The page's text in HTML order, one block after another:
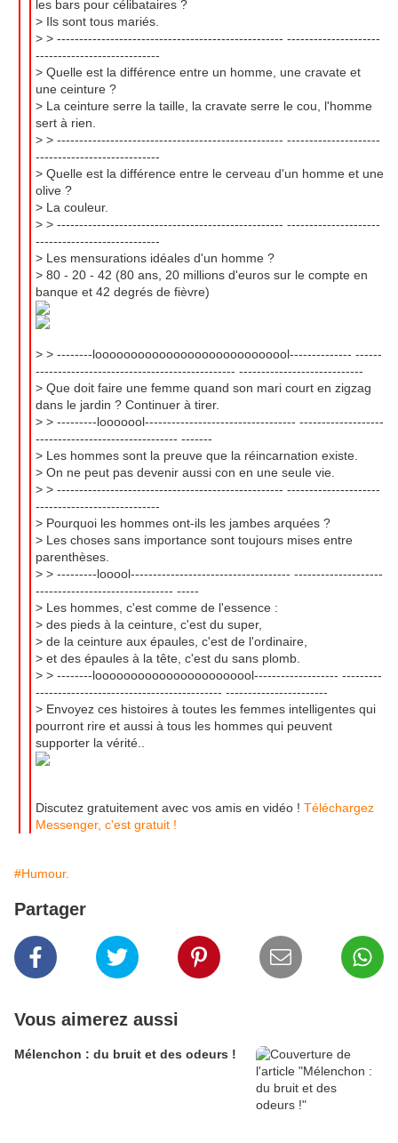
les bars pour célibataires ?
> Ils sont tous mariés.
> > --------------------------------------------------- ---------------------
----------------------------
> Quelle est la différence entre un homme, une cravate et
une ceinture ?
> La ceinture serre la taille, la cravate serre le cou, l'homme
sert à rien.
> > --------------------------------------------------- ---------------------
----------------------------
> Quelle est la différence entre le cerveau d'un homme et une
olive ?
> La couleur.
> > --------------------------------------------------- ---------------------
----------------------------
> Les mensurations idéales d'un homme ?
> 80 - 20 - 42 (80 ans, 20 millions d'euros sur le compte en
banque et 42 degrés de fièvre)
> > --------loooooooooooooooooooooooooool-------------- ------
--------------------------------------------- ----------------------------
> Que doit faire une femme quand son mari court en zigzag
dans le jardin ? Continuer à tirer.
> > ---------looooool---------------------------------- -------------------
-------------------------------- -------
> Les hommes sont la preuve que la réincarnation existe.
> On ne peut pas devenir aussi con en une seule vie.
> > --------------------------------------------------- ---------------------
----------------------------
> Pourquoi les hommes ont-ils les jambes arquées ?
> Les choses sans importance sont toujours mises entre
parenthèses.
> > ---------looool------------------------------------ --------------------
------------------------------- -----
> Les hommes, c'est comme de l'essence :
> des pieds à la ceinture, c'est du super,
> de la ceinture aux épaules, c'est de l'ordinaire,
> et des épaules à la tête, c'est du sans plomb.
> > --------looooooooooooooooooooool------------------- ---------
------------------------------------------ -----------------------
> Envoyez ces histoires à toutes les femmes intelligentes qui
pourront rire et aussi à tous les hommes qui peuvent
supporter la vérité..
Discutez gratuitement avec vos amis en vidéo ! Téléchargez
Messenger, c'est gratuit !
#Humour.
Partager
Vous aimerez aussi
Mélenchon : du bruit et des odeurs !